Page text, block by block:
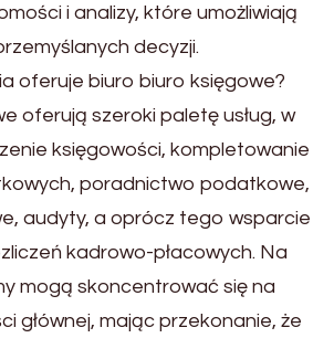
i analizy, które umożliwiają
decyzji.
oferuje biuro biuro księgowe?
oferują szeroki paletę usług, w
księgowości, kompletowanie
poradnictwo podatkowe,
audyty, a oprócz tego wsparcie
kadrowo-płacowych. Na
mogą skoncentrować się na
głównej, mając przekonanie, że